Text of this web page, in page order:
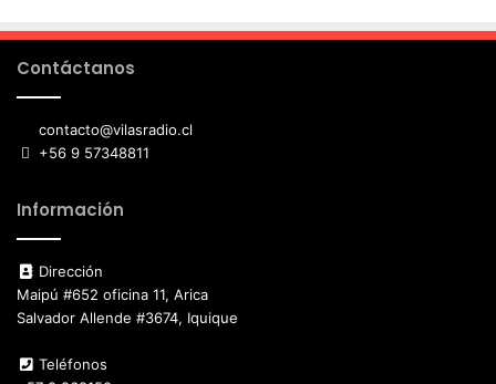
Contáctanos
contacto@vilasradio.cl
+56 9 57348811
Información
Dirección
Maipú #652 oficina 11, Arica
Salvador Allende #3674, Iquique
Teléfonos